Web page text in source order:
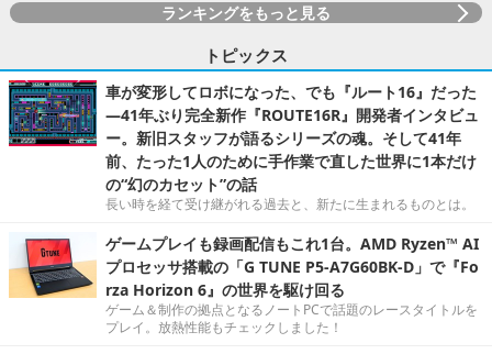
ランキングをもっと見る
トピックス
車が変形してロボになった、でも『ルート16』だった
―41年ぶり完全新作『ROUTE16R』開発者インタビュ
ー。新旧スタッフが語るシリーズの魂。そして41年
前、たった1人のために手作業で直した世界に1本だけ
の“幻のカセット”の話
長い時を経て受け継がれる過去と、新たに生まれるものとは。
ゲームプレイも録画配信もこれ1台。AMD Ryzen™ AI
プロセッサ搭載の「G TUNE P5-A7G60BK-D」で『Fo
rza Horizon 6』の世界を駆け回る
ゲーム＆制作の拠点となるノートPCで話題のレースタイトルを
プレイ。放熱性能もチェックしました！